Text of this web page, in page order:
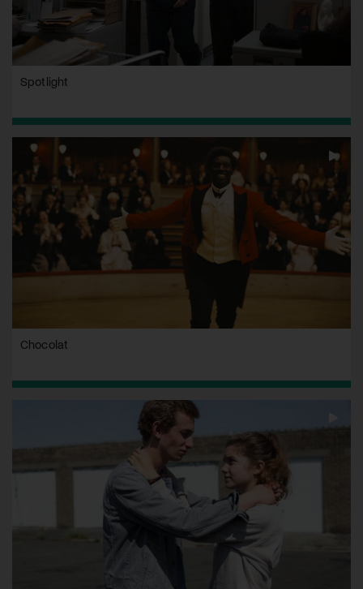
Spotlight
Chocolat